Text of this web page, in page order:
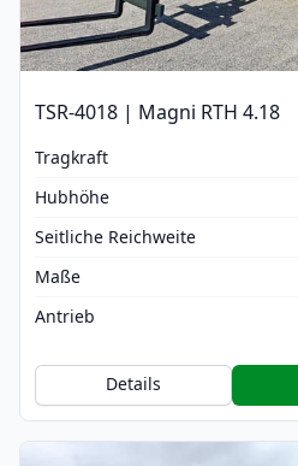
TSR-4018 | Magni RTH 4.18
Tragkraft
Hubhöhe
Seitliche Reichweite
Maße
Antrieb
Details